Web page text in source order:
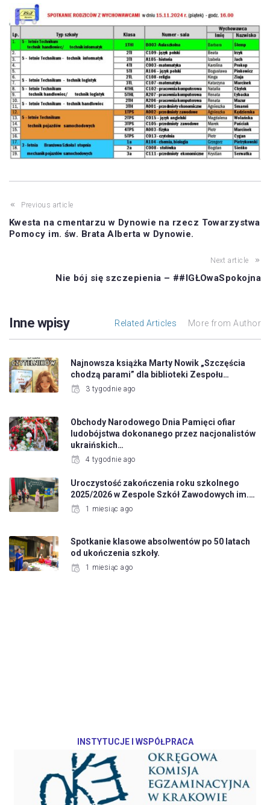
Previous article
Kwesta na cmentarzu w Dynowie na rzecz Towarzystwa
Pomocy im. św. Brata Alberta w Dynowie.
Next article
Nie bój się szczepienia – ##IGŁOwaSpokojna
Inne wpisy Related Articles More from Author
Najnowsza książka Marty Nowik „Szczęścia
chodzą parami” dla biblioteki Zespołu…
3 tygodnie ago
Obchody Narodowego Dnia Pamięci ofiar
ludobójstwa dokonanego przez nacjonalistów
ukraińskich…
4 tygodnie ago
Uroczystość zakończenia roku szkolnego
2025/2026 w Zespole Szkół Zawodowych im.…
1 miesiąc ago
Spotkanie klasowe absolwentów po 50 latach
od ukończenia szkoły.
1 miesiąc ago
INSTYTUCJE I WSPÓŁPRACA